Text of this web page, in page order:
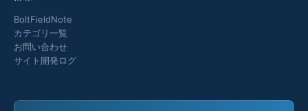
BoltFieldNote
カテゴリ一覧
お問い合わせ
サイト開発ログ